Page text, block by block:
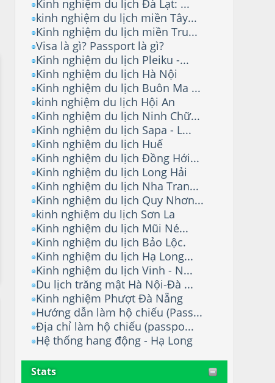
Kinh nghiệm du lịch Đà Lạt: ...
kinh nghiệm du lịch miền Tây...
Kinh nghiệm du lịch miền Tru...
Visa là gì? Passport là gì?
Kinh nghiệm du lịch Pleiku -...
Kinh nghiệm du lịch Hà Nội
Kinh nghiệm du lịch Buôn Ma ...
kinh nghiệm du lịch Hội An
Kinh nghiệm du lịch Ninh Chữ...
Kinh nghiệm du lịch Sapa - L...
Kinh nghiệm du lịch Huế
Kinh nghiệm du lịch Đồng Hới...
Kinh nghiệm du lịch Long Hải
Kinh nghiệm du lịch Nha Tran...
Kinh nghiệm du lịch Quy Nhơn...
kinh nghiệm du lịch Sơn La
Kinh nghiệm du lịch Mũi Né...
Kinh nghiệm du lịch Bảo Lộc.
Kinh nghiệm du lịch Hạ Long...
Kinh nghiệm du lịch Vinh - N...
Du lịch trăng mật Hà Nội-Đà ...
Kinh nghiệm Phượt Đà Nẵng
Hướng dẫn làm hộ chiếu (Pass...
Địa chỉ làm hộ chiếu (passpo...
Hệ thống hang động - Hạ Long
Stats